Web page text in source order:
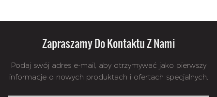
Zapraszamy Do Kontaktu Z Nami
Podaj swój adres e-mail, aby otrzymywać jako pierwszy
informacje o nowych produktach i ofertach specjalnych.